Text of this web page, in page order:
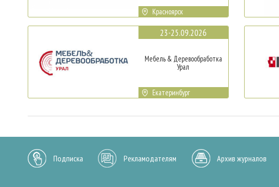
Красноярск
23-25.09.2026
Мебель & Деревообработка
Урал
Екатеринбург
Подписка Рекламодателям Архив журналов